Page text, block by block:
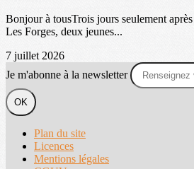
Bonjour à tousTrois jours seulement
Les Forges, deux jeunes...
7 juillet 2026
Je m'abonne à la newsletter
OK
Plan du site
Licences
Mentions légales